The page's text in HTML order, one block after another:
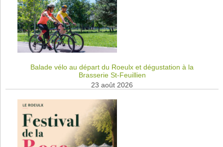
Balade vélo au départ du Roeulx et dégustation à la
Brasserie St-Feuillien
23 août 2026